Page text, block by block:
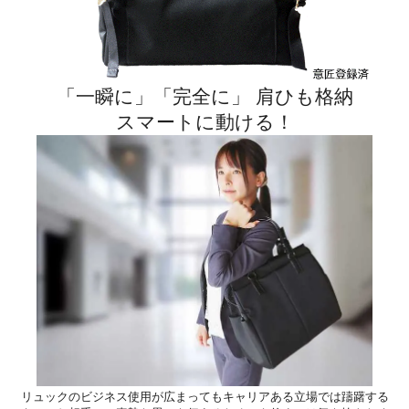
「一瞬に」「完全に」 肩ひも格納
スマートに動ける！
リュックのビジネス使用が広まってもキャリアある立場では躊躇する